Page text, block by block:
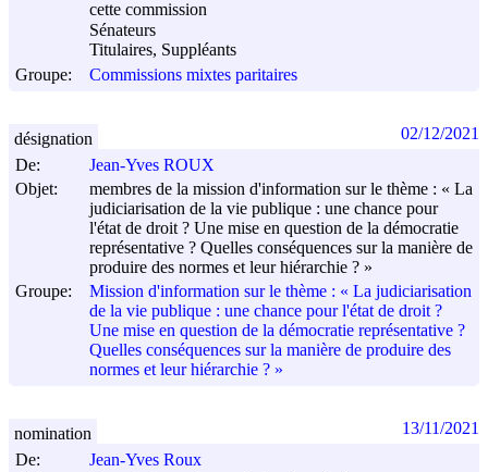
cette commission
Sénateurs
Titulaires, Suppléants
Groupe:
Commissions mixtes paritaires
De:
Jean-Yves ROUX
Objet:
membres de la mission d'information sur le thème : « La
judiciarisation de la vie publique : une chance pour
l'état de droit ? Une mise en question de la démocratie
représentative ? Quelles conséquences sur la manière de
produire des normes et leur hiérarchie ? »
Groupe:
Mission d'information sur le thème : « La judiciarisation
de la vie publique : une chance pour l'état de droit ?
Une mise en question de la démocratie représentative ?
Quelles conséquences sur la manière de produire des
normes et leur hiérarchie ? »
désignation 02/12/2021
De:
Jean-Yves Roux
nomination 13/11/2021